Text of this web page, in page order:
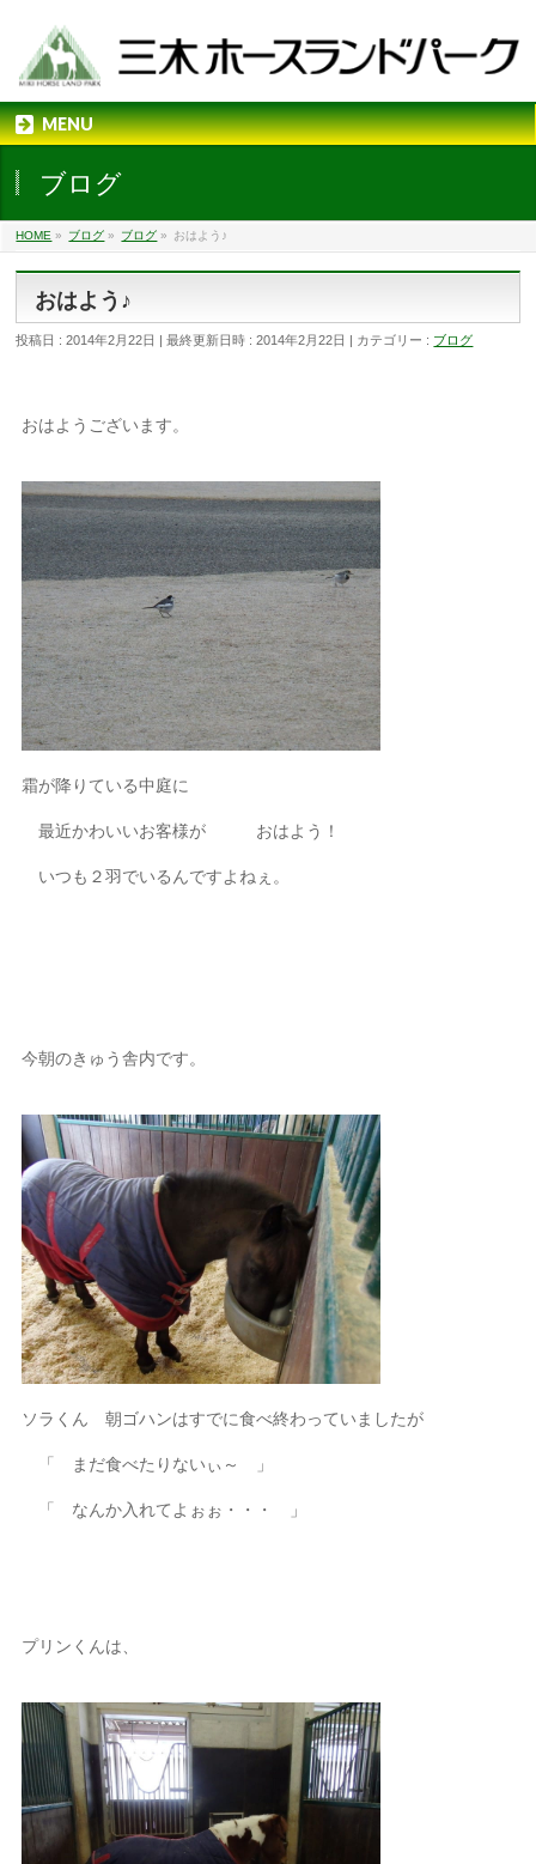
MENU
ブログ
HOME » ブログ » ブログ » おはよう♪
おはよう♪
投稿日 : 2014年2月22日 最終更新日時 : 2014年2月22日 カテゴリー : ブログ
おはようございます。
霜が降りている中庭に
最近かわいいお客様が おはよう！
いつも２羽でいるんですよねぇ。
今朝のきゅう舎内です。
ソラくん 朝ゴハンはすでに食べ終わっていましたが
「 まだ食べたりないぃ～ 」
「 なんか入れてよぉぉ・・・ 」
プリンくんは、